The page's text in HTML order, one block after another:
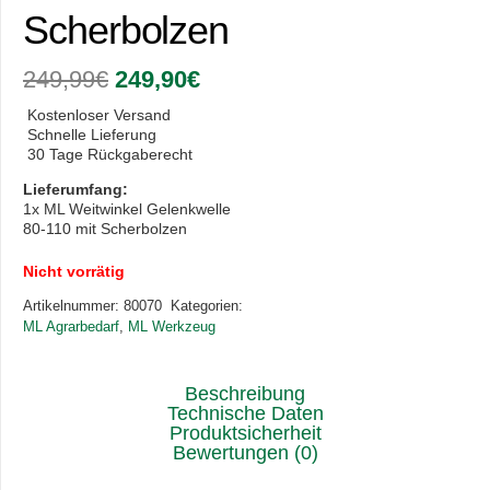
Scherbolzen
249,99€ Ursprünglicher
Preis
war:
249,99€
249,90€Aktueller
Kostenloser Versand
Schnelle Lieferung
30 Tage Rückgaberecht
Lieferumfang:
1x ML Weitwinkel Gelenkwelle
80-110 mit Scherbolzen
Nicht vorrätig
Artikelnummer: 80070
Kategorien:
ML Agrarbedarf, ML Werkzeug
Beschreibung
Technische Daten
Produktsicherheit
Bewertungen (0)